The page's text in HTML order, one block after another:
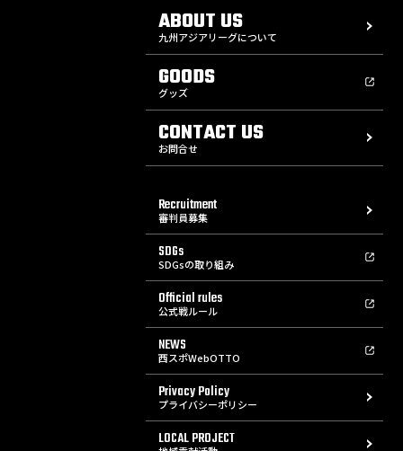
ABOUT US
九州アジアリーグについて
GOODS
グッズ
CONTACT US
お問合せ
Recruitment
審判員募集
SDGs
SDGsの取り組み
Official rules
公式戦ルール
NEWS
西スポWebOTTO
Privacy Policy
プライバシーポリシー
LOCAL PROJECT